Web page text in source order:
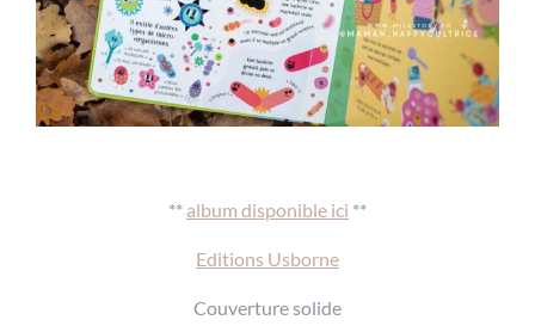
** album disponible ici **
Editions Usborne
Couverture solide